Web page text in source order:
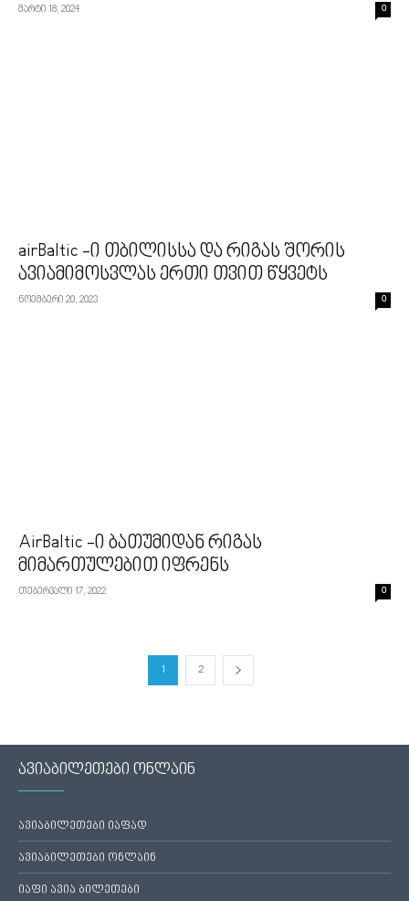
მარტი 18, 2024 0
airBaltic -ი თბილისსა და რიგას შორის
ავიამიმოსვლას ერთი თვით წყვეტს
ნოემბერი 20, 2023 0
AirBaltic -ი ბათუმიდან რიგას
მიმართულებით იფრენს
თებერვალი 17, 2022 0
1 2
ავიაბილეთები ონლაინ
ავიაბილეთები იაფად
ავიაბილეთები ონლაინ
იაფი ავია ბილეთები